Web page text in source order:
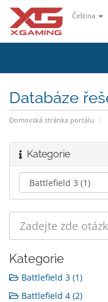
Čeština
Databáze
Domovská stránka portálu
Kategorie
Kategorie
Battlefield 3 (1)
Battlefield 4 (2)